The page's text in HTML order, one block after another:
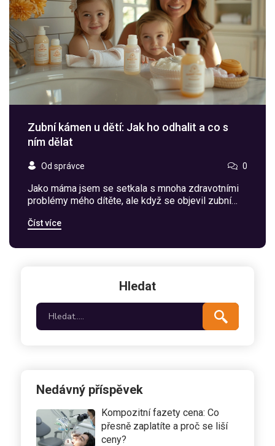
Zubní kámen u dětí: Jak ho odhalit a co s
ním dělat
Od správce 0
Jako máma jsem se setkala s mnoha zdravotními
problémy mého dítěte, ale když se objevil zubní
blogu vám chci ukázat, jak poznat zubní kámen u
vzniku. Nabídnu vám také některé tipy, co dělat,
pro nás všechny prioritou.
Číst více
Hledat
Nedávný příspěvek
Kompozitní fazety cena: Co
přesně zaplatíte a proč se liší
ceny?